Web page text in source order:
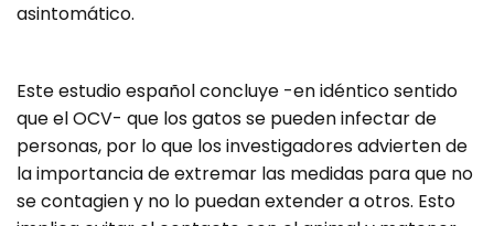
asintomático.
Este estudio español concluye -en idéntico sentido
que el OCV- que los gatos se pueden infectar de
personas, por lo que los investigadores advierten de
la importancia de extremar las medidas para que no
se contagien y no lo puedan extender a otros. Esto